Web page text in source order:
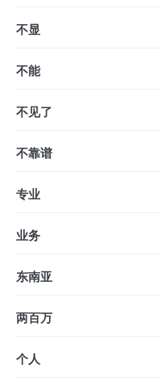
不显
不能
不见了
不靠谱
专业
业务
东南亚
两百万
个人